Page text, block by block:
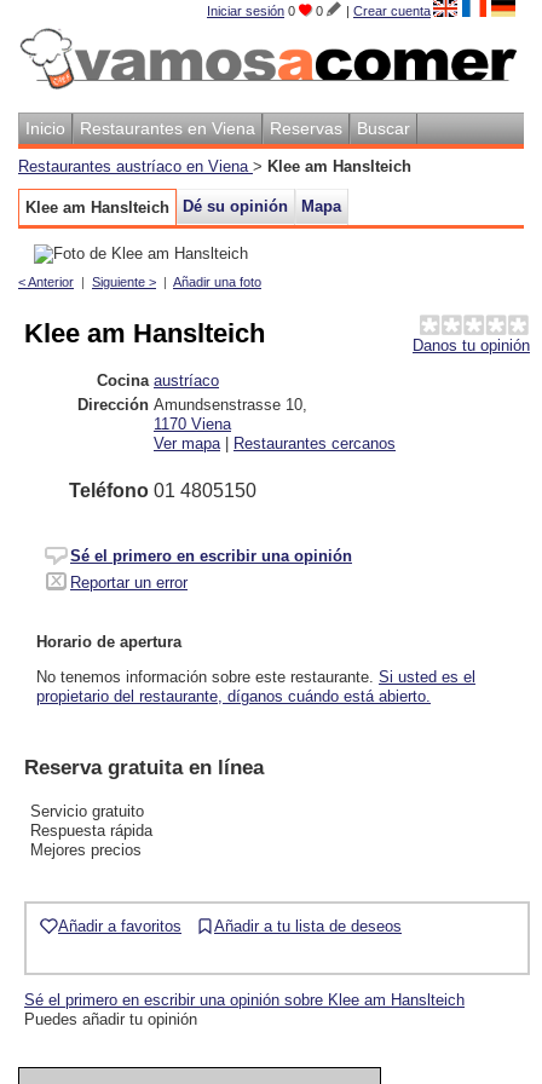
Iniciar sesión 0 0 | Crear cuenta
Inicio Restaurantes en Viena Reservas Buscar
Restaurantes austríaco en Viena > Klee am Hanslteich
Klee am Hanslteich Dé su opinión Mapa
< Anterior | Siguiente > | Añadir una foto
Danos tu opinión
Klee am Hanslteich
Cocina austríaco
Dirección Amundsenstrasse 10
1170 Viena
Ver mapa | Restaurantes cercanos
Teléfono 01 4805150
Sé el primero en escribir una opinión
Reportar un error
Horario de apertura
No tenemos información sobre este restaurante. Si usted es el
propietario del restaurante, díganos cuándo está abierto.
Reserva gratuita en línea
Servicio gratuito
Respuesta rápida
Mejores precios
Añadir a favoritos Añadir a tu lista de deseos
Sé el primero en escribir una opinión sobre Klee am Hanslteich
Puedes añadir tu opinión